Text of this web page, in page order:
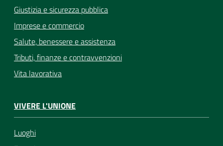
Giustizia e sicurezza pubblica
Imprese e commercio
Salute, benessere e assistenza
Tributi, finanze e contravvenzioni
Vita lavorativa
VIVERE L'UNIONE
Luoghi